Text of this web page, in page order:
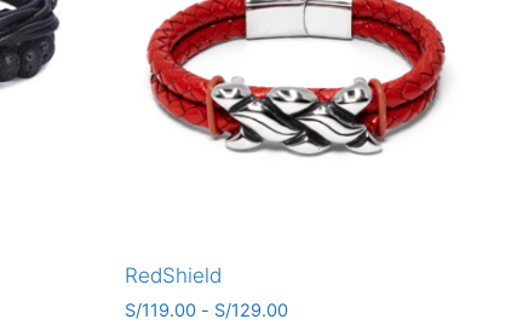
RedShield
S/119.00 - S/129.00